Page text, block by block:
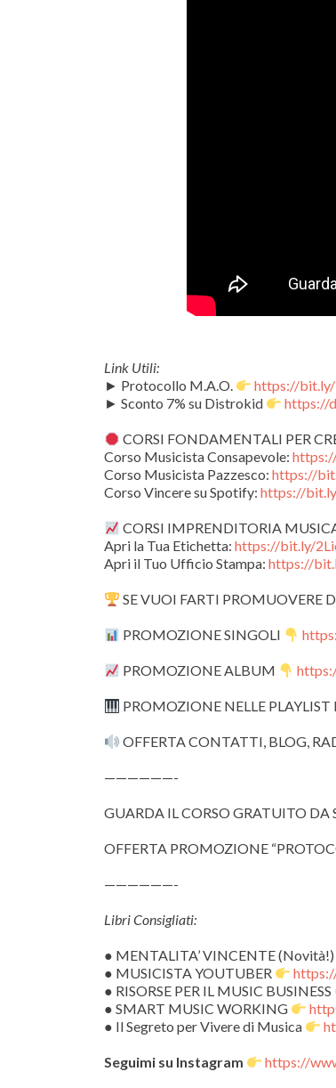
Link Utili:
► Protocollo M.A.O.
https://
► Sconto 7% su Distrokid
https://
CORSI FONDAMENTALI PER
Corso Musicista Consapevole:
Corso Musicista Pazzesco: https://
Corso Vincere su Spotify: https://
CORSI IMPRENDITORIA
Apri la Tua Etichetta: https://bit.ly/
Apri il Tuo Ufficio Stampa: https://
SE VUOI FARTI PROMUOVERE
PROMOZIONE SINGOLI
PROMOZIONE ALBUM
PROMOZIONE NELLE
OFFERTA CONTATTI, BLOG,
——————-
GUARDA IL CORSO GRATUITO DA
OFFERTA PROMOZIONE
——————-
Libri Consigliati:
● MENTALITA’ VINCENTE (Novità!)
● MUSICISTA YOUTUBER
● RISORSE PER IL MUSIC BUSINESS
● SMART MUSIC WORKING
● Il Segreto per Vivere di Musica
Seguimi su Instagram https://